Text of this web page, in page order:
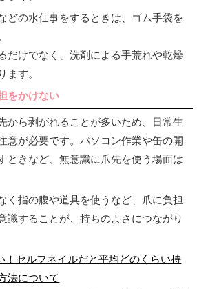
どの水仕事をするときは、ゴム手袋を
だけでなく、洗剤による手荒れや乾燥
ます。
をかけない
から剥がれることが多いため、日常生
意が必要です。パソコン作業や缶の開
ときなど、無意識に爪先を使う場面は
く指の腹や道具を使うなど、爪に負担
識することが、持ちのよさにつながり
！セルフネイルだと平均どのくらい持
法について